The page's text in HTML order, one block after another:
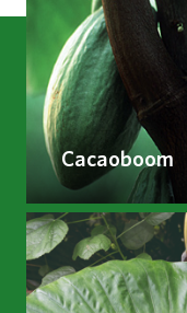
Cacaoboom